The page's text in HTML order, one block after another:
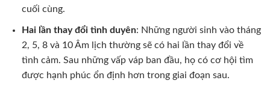
cuối cùng.
Hai lần thay đổi tình duyên: Những người sinh vào tháng
2, 5, 8 và 10 Âm lịch thường sẽ có hai lần thay đổi về
tình cảm. Sau những vấp váp ban đầu, họ có cơ hội tìm
được hạnh phúc ổn định hơn trong giai đoạn sau.